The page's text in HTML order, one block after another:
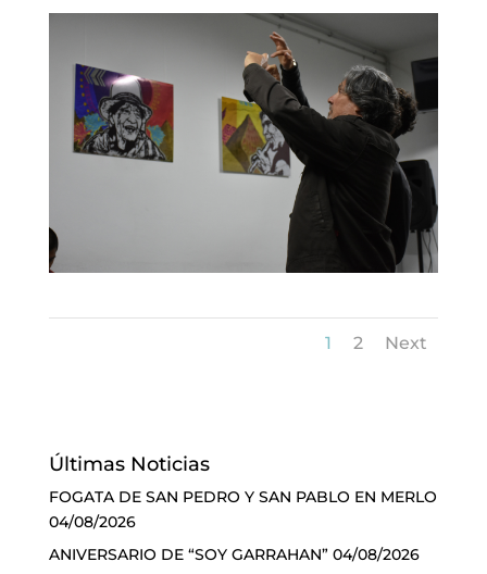
1 2 Next
Últimas Noticias
FOGATA DE SAN PEDRO Y SAN PABLO EN MERLO
04/08/2026
ANIVERSARIO DE “SOY GARRAHAN” 04/08/2026